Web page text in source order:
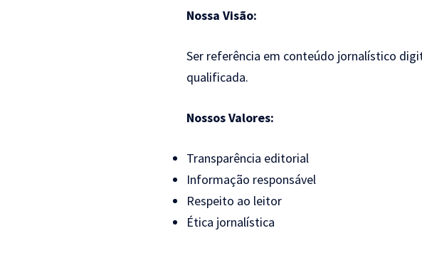
Nossa Visão:
Ser referência em conteúdo jornalístico
qualificada.
Nossos Valores:
Transparência editorial
Informação responsável
Respeito ao leitor
Ética jornalística